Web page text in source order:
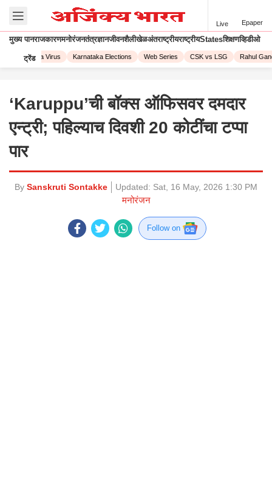
Live Epaper
मुख्य पानराजकारणमनोरंजनतंत्रज्ञानजीवनशैलीखेळअंतराष्ट्रीयराष्ट्रीयStatesशिक्षणव्हिडीओ
ट्रेंड
Corona Virus Karnataka Elections Web Series CSK vs LSG Rahul
‘Karuppu’ची बॉक्स ऑफिसवर दमदार
एन्ट्री; पहिल्याच दिवशी 20 कोटींचा टप्पा
पार
By Sanskruti Sontakke Updated: Sat, 16 May, 2026 1:30 PM
मनोरंजन
Follow on